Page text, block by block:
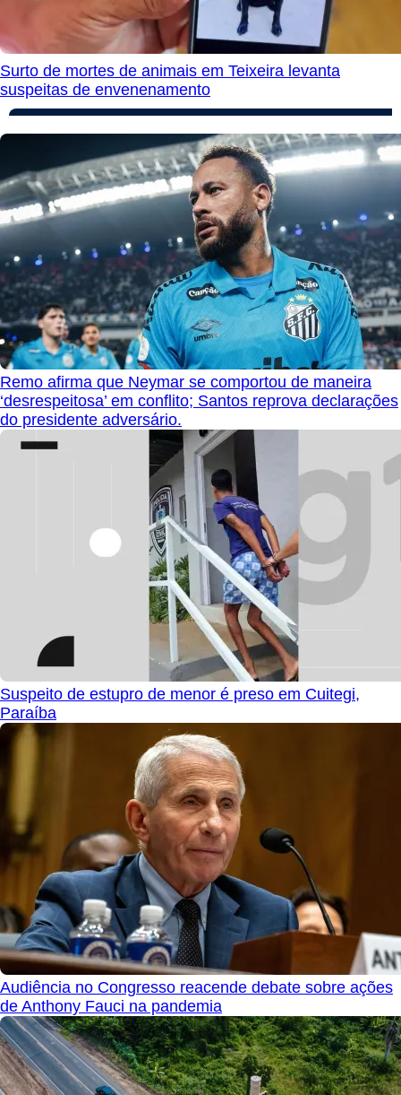
Surto de mortes de animais em Teixeira levanta
suspeitas de envenenamento
Remo afirma que Neymar se comportou de maneira
‘desrespeitosa’ em conflito; Santos reprova declarações
do presidente adversário.
Suspeito de estupro de menor é preso em Cuitegi,
Paraíba
Audiência no Congresso reacende debate sobre ações
de Anthony Fauci na pandemia